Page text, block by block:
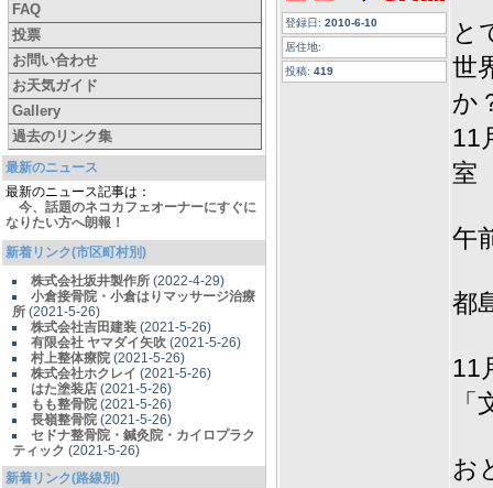
FAQ
投票
お問い合わせ
お天気ガイド
Gallery
過去のリンク集
最新のニュース
最新のニュース記事は：
今、話題のネコカフェオーナーにすぐに
なりたい方へ朗報！
新着リンク(市区町村別)
株式会社坂井製作所 (2022-4-29)
小倉接骨院・小倉はりマッサージ治療
所 (2021-5-26)
株式会社吉田建装 (2021-5-26)
有限会社 ヤマダイ矢吹 (2021-5-26)
村上整体療院 (2021-5-26)
株式会社ホクレイ (2021-5-26)
はた塗装店 (2021-5-26)
もも整骨院 (2021-5-26)
長嶺整骨院 (2021-5-26)
セドナ整骨院・鍼灸院・カイロプラク
ティック (2021-5-26)
新着リンク(路線別)
登録日: 2010-6-10
居住地:
投稿: 419
と
世
か
11
室
午
都
11
お